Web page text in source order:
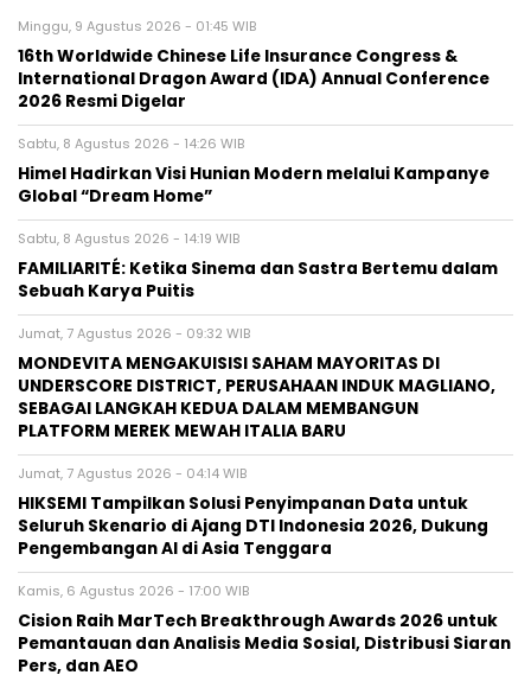
Minggu, 9 Agustus 2026 - 01:45 WIB
16th Worldwide Chinese Life Insurance Congress &
International Dragon Award (IDA) Annual Conference
2026 Resmi Digelar
Sabtu, 8 Agustus 2026 - 14:26 WIB
Himel Hadirkan Visi Hunian Modern melalui Kampanye
Global “Dream Home”
Sabtu, 8 Agustus 2026 - 14:19 WIB
FAMILIARITÉ: Ketika Sinema dan Sastra Bertemu dalam
Sebuah Karya Puitis
Jumat, 7 Agustus 2026 - 09:32 WIB
MONDEVITA MENGAKUISISI SAHAM MAYORITAS DI
UNDERSCORE DISTRICT, PERUSAHAAN INDUK MAGLIANO,
SEBAGAI LANGKAH KEDUA DALAM MEMBANGUN
PLATFORM MEREK MEWAH ITALIA BARU
Jumat, 7 Agustus 2026 - 04:14 WIB
HIKSEMI Tampilkan Solusi Penyimpanan Data untuk
Seluruh Skenario di Ajang DTI Indonesia 2026, Dukung
Pengembangan AI di Asia Tenggara
Kamis, 6 Agustus 2026 - 17:00 WIB
Cision Raih MarTech Breakthrough Awards 2026 untuk
Pemantauan dan Analisis Media Sosial, Distribusi Siaran
Pers, dan AEO